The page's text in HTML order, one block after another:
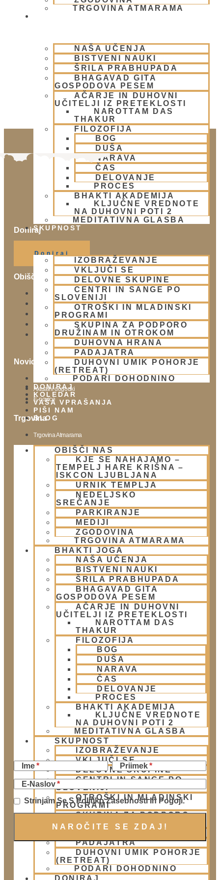
TRGOVINA ATMARAMA
NAŠA UČENJA
BISTVENI NAUKI
ŠRILA PRABHUPADA
BHAGAVAD GITA
GOSPODOVA PESEM
AČARJE IN DUHOVNI
UČITELJI IZ PRETEKLOSTI
NAROTTAM DAS
THAKUR
FILOZOFIJA
BOG
DUŠA
NARAVA
ČAS
DELOVANJE
PROCES
BHAKTI AKADEMIJA
KLJUČNE VREDNOTE
NA DUHOVNI POTI 2
MEDITATIVNA GLASBA
SKUPNOST
IZOBRAŽEVANJE
VKLJUČI SE
DELOVNE SKUPINE
CENTRI IN SANGE PO
SLOVENIJI
OTROŠKI IN MLADINSKI
PROGRAMI
SKUPINA ZA PODPORO
DRUŽINAM IN OTROKOM
DUHOVNA HRANA
PADAJATRA
DUHOVNI UMIK POHORJE
(RETREAT)
PODARI DOHODNINO
DONIRAJ
KOLEDAR
VAŠA VPRAŠANJA
PIŠI NAM
BLOG
OBIŠČI NAS
KJE SE NAHAJAMO –
TEMPELJ HARE KRIŠNA –
ISKCON LJUBLJANA
URNIK TEMPLJA
NEDELJSKO
SREČANJE
PARKIRANJE
MEDIJI
ZGODOVINA
TRGOVINA ATMARAMA
BHAKTI JOGA
NAŠA UČENJA
BISTVENI NAUKI
ŠRILA PRABHUPADA
BHAGAVAD GITA
GOSPODOVA PESEM
AČARJE IN DUHOVNI
UČITELJI IZ PRETEKLOSTI
NAROTTAM DAS
THAKUR
FILOZOFIJA
BOG
DUŠA
NARAVA
ČAS
DELOVANJE
PROCES
BHAKTI AKADEMIJA
KLJUČNE VREDNOTE
NA DUHOVNI POTI 2
MEDITATIVNA GLASBA
SKUPNOST
IZOBRAŽEVANJE
VKLJUČI SE
DELOVNE SKUPINE
CENTRI IN SANGE PO
SLOVENIJI
OTROŠKI IN MLADINSKI
PROGRAMI
SKUPINA ZA PODPORO
DRUŽINAM IN OTROKOM
PADAJATRA
DUHOVNI UMIK POHORJE
(RETREAT)
PODARI DOHODNINO
DONIRAJ
Doniraj
Doniraj
Obišči nas
Lokacija
Urnik templja
Nedeljsko srečanje
Parkiranje
Politika zasebnosti
Novice
Prispevki
Aktualni dogodki
E-novice
Trgovina
Trgovina Atmarama
Žibertova 27, Ljubljana
01 431 21 24
info@harekrisna.net
Naročite se na Krišnove novičke
Ime Priimek
E-Naslov
Strinjam Se S Politiko Zasebnosti In Pogoji.
Facebook